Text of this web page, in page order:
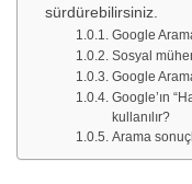
sürdürebilirsiniz.
Google
Sosyal
Google
Google’ın
kullanılır?
Arama